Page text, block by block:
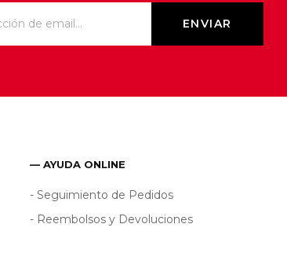
— AYUDA ONLINE
- Seguimiento de Pedidos
- Reembolsos y Devoluciones